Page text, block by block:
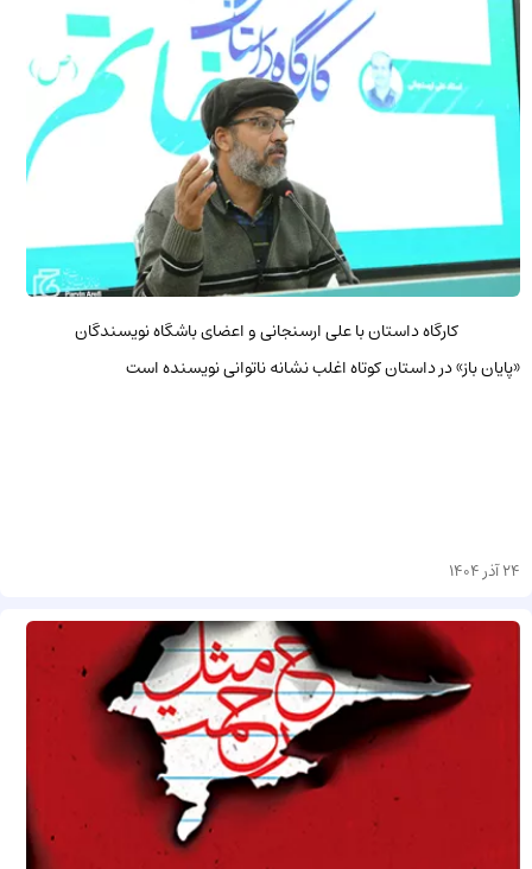
کارگاه داستان با علی ارسنجانی و اعضای باشگاه نویسندگان
«پایان باز» در داستان کوتاه اغلب نشانه ناتوانی نویسنده است
24 آذر 1404